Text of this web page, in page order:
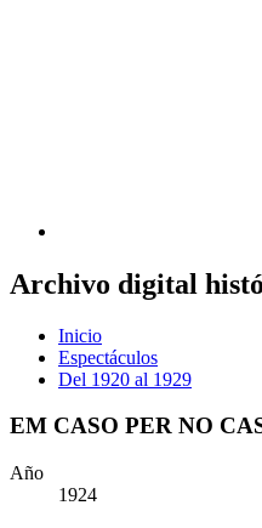
Archivo digital
Inicio
Espectáculos
Del 1920 al 1929
EM CASO PER NO
Año
1924